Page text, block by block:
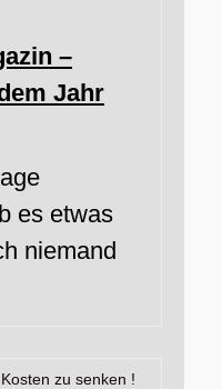
–
Jahr
es etwas
niemand
zu senken !